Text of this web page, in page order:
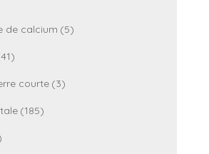
de calcium (5)
courte (3)
(185)